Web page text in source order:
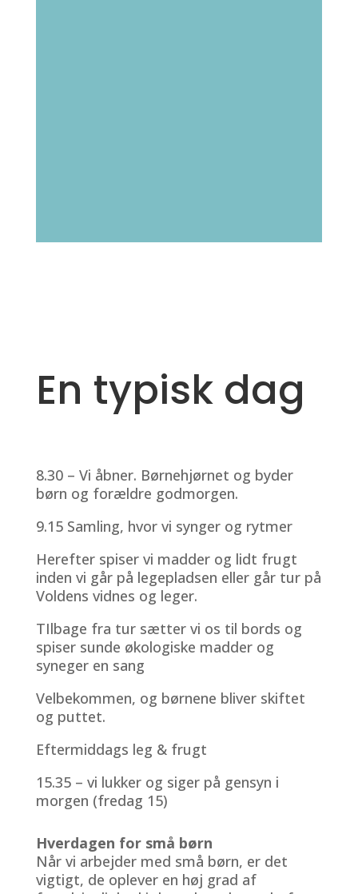
En typisk dag
8.30 – Vi åbner. Børnehjørnet og byder
børn og forældre godmorgen.
9.15 Samling, hvor vi synger og rytmer
Herefter spiser vi madder og lidt frugt
inden vi går på legepladsen eller går tur på
Voldens vidnes og leger.
TIlbage fra tur sætter vi os til bords og
spiser sunde økologiske madder og
syneger en sang
Velbekommen, og børnene bliver skiftet
og puttet.
Eftermiddags leg & frugt
15.35 – vi lukker og siger på gensyn i
morgen (fredag 15)
Hverdagen for små børn
Når vi arbejder med små børn, er det
vigtigt, de oplever en høj grad af